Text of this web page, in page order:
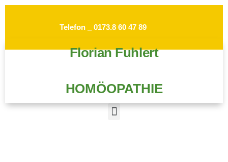
Telefon _ 0173.8 60 47 89
Florian Fuhlert
HOMÖOPATHIE